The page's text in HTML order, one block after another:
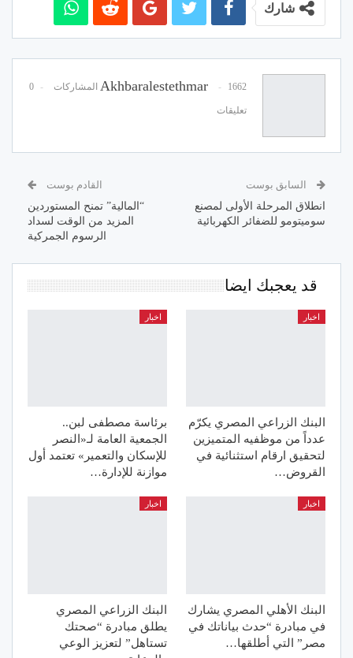
شارك
Akhbaralestethmar 1662 المشاركات 0
تعليقات
السابق بوست
انطلاق المرحلة الأولى لمصنع
سوميتومو للضفائر الكهربائية
القادم بوست
“المالية” تمنح المستوردين
المزيد من الوقت لسداد
الرسوم الجمركية
قد يعجبك ايضا
اخبار
البنك الزراعي المصري يكرّم
عدداً من موظفيه المتميزين
لتحقيق ارقام استثنائية في
القروض…
اخبار
برئاسة مصطفى لبن..
الجمعية العامة لـ«النصر
للإسكان والتعمير» تعتمد أول
موازنة للإدارة…
اخبار
البنك الأهلي المصري يشارك
في مبادرة “حدث بياناتك في
مصر” التي أطلقها…
اخبار
البنك الزراعي المصري
يطلق مبادرة “صحتك
تستاهل” لتعزيز الوعي